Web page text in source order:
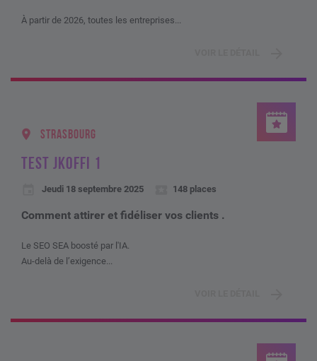
À partir de 2026, toutes les entreprises...
STRASBOURG
TEST JKOFFI 1
Jeudi 18 septembre 2025 148 places
Comment attirer et fidéliser vos clients .
Le SEO SEA boosté par l'IA.
Au-delà de l’exigence...